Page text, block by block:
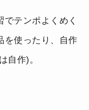
テンポよくめく
を使ったり、自作
自作)。